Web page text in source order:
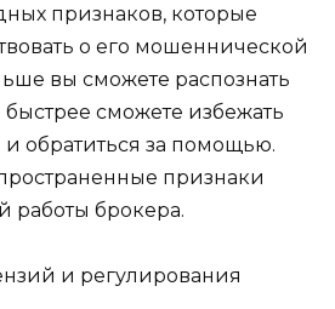
признаков, которые
о его мошеннической
вы сможете распознать
сможете избежать
и обратиться за помощью.
признаки
работы брокера.
и регулирования